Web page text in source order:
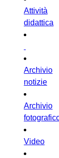
Attività
didattica
Archivio
notizie
Archivio
Video